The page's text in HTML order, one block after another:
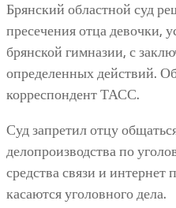
Брянский областной суд
пресечения отца девочки,
брянской гимназии, с
определенных действий.
корреспондент ТАСС.
Суд запретил отцу
делопроизводства по
средства связи и интернет
касаются уголовного дела.